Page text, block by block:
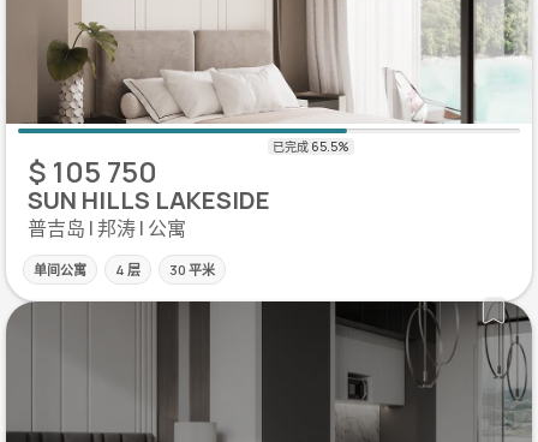
$ 105 750
SUN HILLS LAKESIDE
普吉岛 | 邦涛 | 公寓
单间公寓 4 层 30 平米